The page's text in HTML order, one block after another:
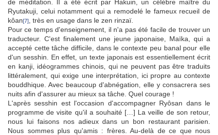
de méditation. Il a été écrit par Hakuin, un célèbre maître du
Ryutakuji, celui notamment qui a remodelé le fameux recueil de
kôan[7]
, très en usage dans le zen rinzaï.
Pour ce temps d'enseignement, il n'a pas été facile de trouver un
traducteur. C'est finalement une jeune japonaise, Maïka, qui a
accepté cette tâche difficile, dans le contexte peu banal pour elle
d'un sesshin. En effet, un texte japonais est essentiellement écrit
en kanji, idéogrammes chinois, qui ne peuvent pas être traduits
littéralement, qui exige une interprétation, ici propre au contexte
bouddhique. Avec beaucoup d'abnégation, elle y consacrera ses
nuits afin d'assurer au mieux sa tâche. Quel courage !
L'après sesshin est l'occasion d'accompagner Ryôsan dans le
programme de visite qu'il a souhaité […] La veille de son retour,
nous lui faisons nos adieux dans un bon restaurant parisien.
Nous sommes plus qu'amis : frères. Au-delà de ce que nous